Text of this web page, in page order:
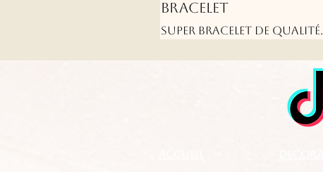
Bracelet
Super bracelet de qualité.